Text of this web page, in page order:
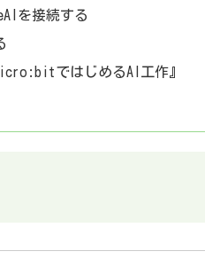
を接続する
ではじめるAI工作』